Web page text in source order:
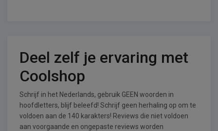
Deel zelf je ervaring met
Coolshop
Schrijf in het Nederlands, gebruik GEEN woorden in
hoofdletters, blijf beleefd! Schrijf geen herhaling op om te
voldoen aan de 140 karakters! Reviews die niet voldoen
aan voorgaande en ongepaste reviews worden